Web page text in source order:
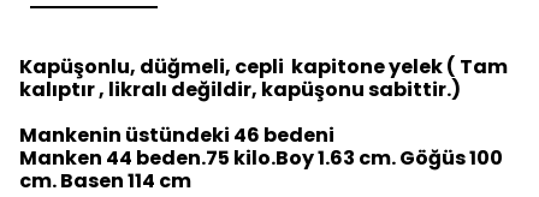
Kapüşonlu, düğmeli, cepli kapitone yelek ( Tam
kalıptır , likralı değildir, kapüşonu sabittir.)
Mankenin üstündeki 46 bedeni
Manken 44 beden.75 kilo.Boy 1.63 cm. Göğüs 100
cm. Basen 114 cm